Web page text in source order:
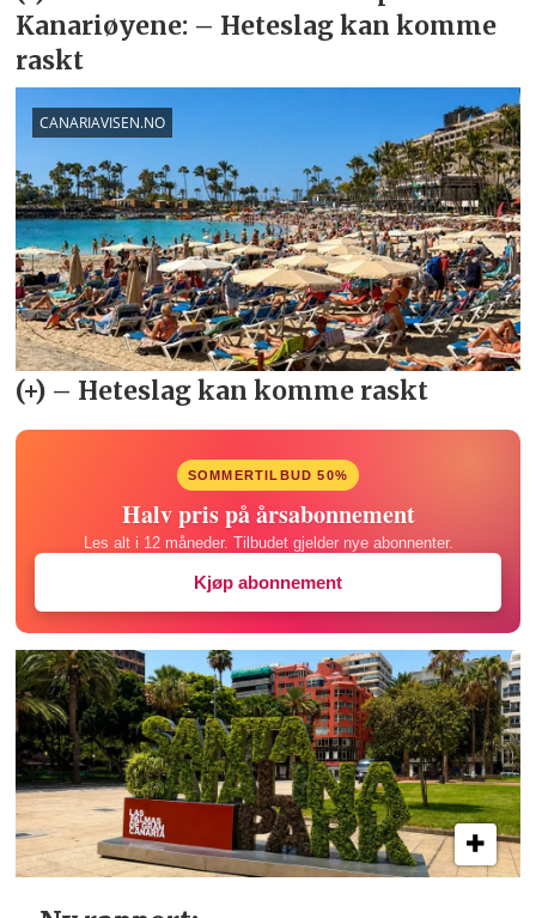
SOMMERTILBUD 50%
Halv pris på årsabonnement
Les alt i 12 måneder. Tilbudet gjelder nye abonnenter.
Kjøp abonnement